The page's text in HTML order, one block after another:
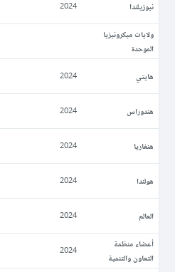
نيوزيلندا 2024
ولايات ميكرونيزيا
الموحدة
ھايتي 2024
ھندوراس 2024
ھنغاريا 2024
ھولندا 2024
العالم 2024
أعضاء منظمة
التعاون والتنمية
2024